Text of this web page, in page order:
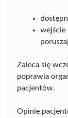
wejście
Zaleca się
poprawia
pacjentów.
Opinie